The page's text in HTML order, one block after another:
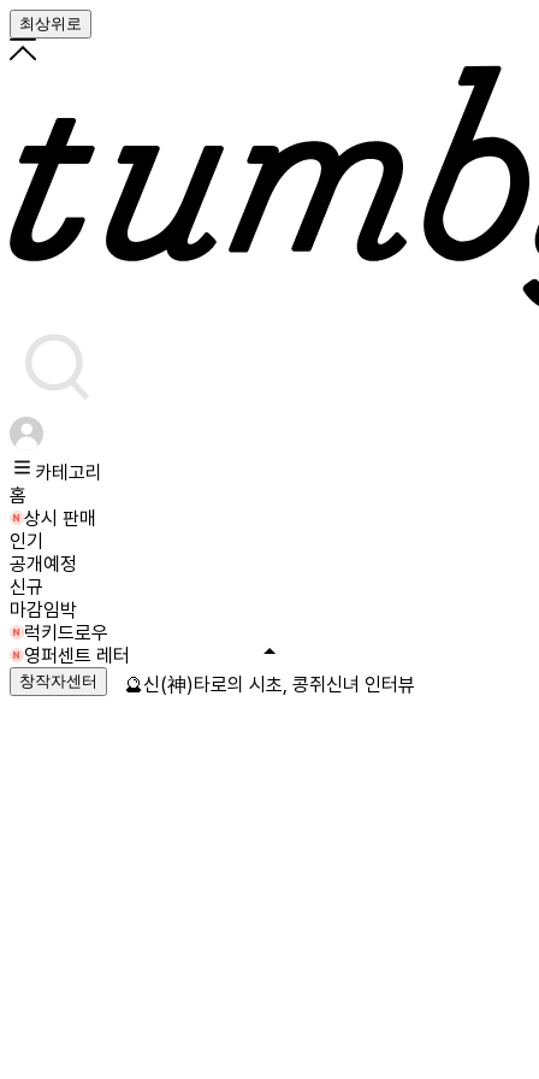
최상위로
카테고리
홈
상시 판매
인기
공개예정
신규
마감임박
럭키드로우
영퍼센트 레터
창작자센터 🔮신(神)타로의 시초, 콩쥐신녀 인터뷰